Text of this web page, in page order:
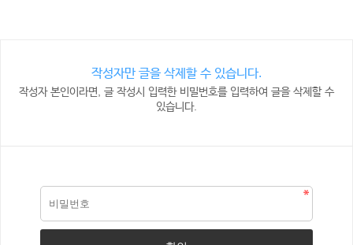
작성자만 글을 삭제할 수 있습니다.
작성자 본인이라면, 글 작성시 입력한 비밀번호를 입력하여 글을 삭제할 수
있습니다.